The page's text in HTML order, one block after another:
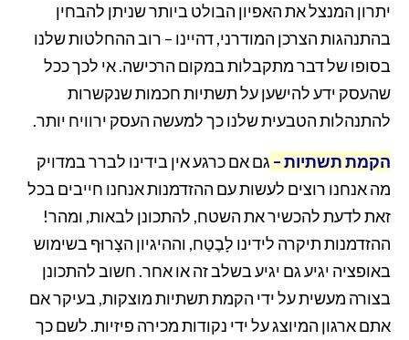
יתרון המנצל את האפיון הבולט ביותר שניתן להבחין
בהתנהגות הצרכן המודרני, דהיינו – רוב ההחלטות שלנו
בסופו של דבר מתקבלות במקום הרכישה. אי לכך ככל
שהעסק ידע להישען על תשתיות חכמות שנקשרות
להתנהלות הטבעית שלנו כך למעשה העסק ירוויח יותר.
הקמת תשתיות– גם אם כרגע אין בידינו לברר במדויק
מה אנחנו רוצים לעשות עם ההזדמנות אנחנו חייבים בכל
זאת לדעת להכשיר את השטח, להתכונן לבאות, ומהר!
ההזדמנות תיקרה לידינו לָבֶטַח, וההיגיון הצָרוּף בשימוש
באופציה יגיע גם יגיע בשלב זה או אחר. חשוב להתכונן
בצורה מעשית על ידי הקמת תשתיות מוצקות, בעיקר אם
אתם ארגון המיוצג על ידי נקודות מכירה פיזיות. לשם כך